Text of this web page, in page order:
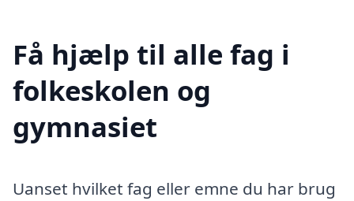
Få hjælp til alle fag i
folkeskolen og
gymnasiet
Uanset hvilket fag eller emne du har brug